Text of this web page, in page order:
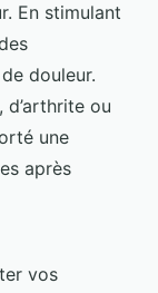
En stimulant
douleur.
ou
une
après
vos